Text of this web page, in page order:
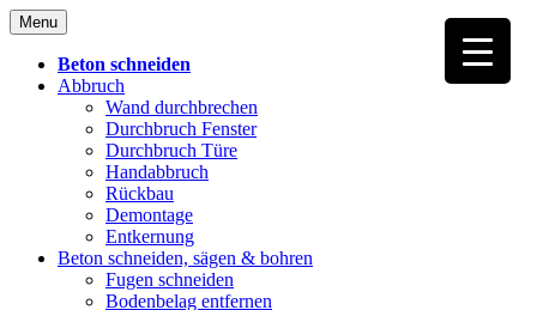
Skip
to
content
Menu
Beton schneiden
Abbruch
Wand durchbrechen
Durchbruch Fenster
Durchbruch Türe
Handabbruch
Rückbau
Demontage
Entkernung
Beton schneiden, sägen & bohren
Fugen schneiden
Bodenbelag entfernen